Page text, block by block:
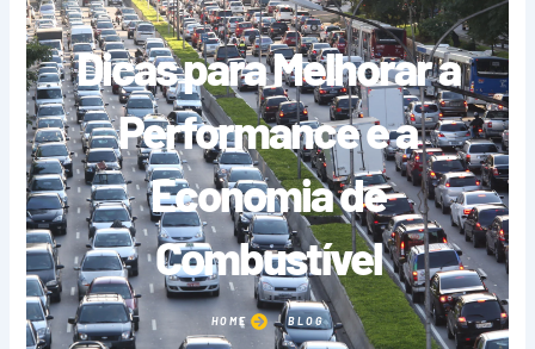
Dicas para Melhorar a
Performance e a
Economia de
Combustível
HOME BLOG